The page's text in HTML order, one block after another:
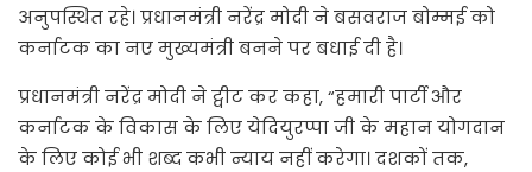
अनुपस्थित रहे। प्रधानमंत्री नरेंद्र मोदी ने बसवराज बोम्मई को
कर्नाटक का नए मुख्यमंत्री बनने पर बधाई दी है।
प्रधानमंत्री नरेंद्र मोदी ने ट्वीट कर कहा, “हमारी पार्टी और
कर्नाटक के विकास के लिए येदियुरप्पा जी के महान योगदान
के लिए कोई भी शब्द कभी न्याय नहीं करेगा। दशकों तक,